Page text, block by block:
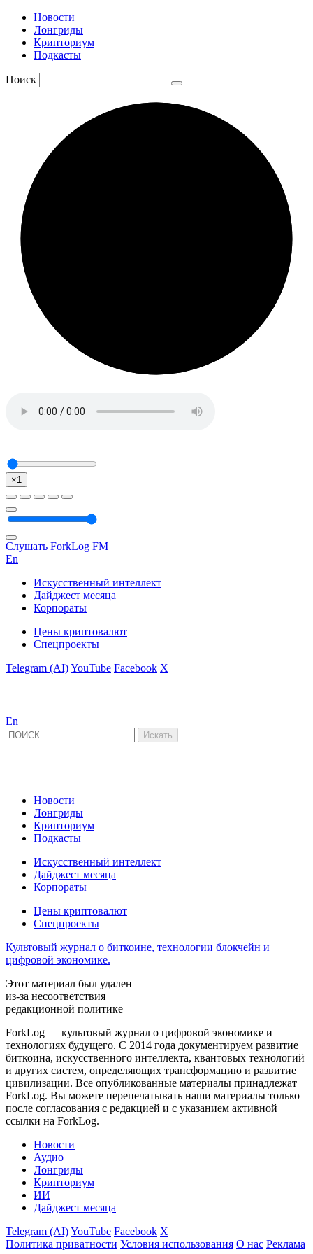
Новости
Лонгриды
Крипториум
Подкасты
Поиск
×1
Слушать ForkLog FM
En
Искусственный интеллект
Дайджест месяца
Корпораты
Цены криптовалют
Спецпроекты
Telegram (AI)YouTube Facebook X
En
Новости
Лонгриды
Крипториум
Подкасты
Искусственный интеллект
Дайджест месяца
Корпораты
Цены криптовалют
Спецпроекты
Культовый журнал о биткоине, технологии блокчейн и
цифровой экономике.
Этот материал был удален
из-за несоответствия
редакционной политике
ForkLog — культовый журнал о цифровой экономике и
технологиях будущего. С 2014 года документируем развитие
биткоина, искусственного интеллекта, квантовых технологий
и других систем, определяющих трансформацию и развитие
цивилизации. Все опубликованные материалы принадлежат
ForkLog. Вы можете перепечатывать наши материалы только
после согласования с редакцией и с указанием активной
ссылки на ForkLog.
Новости
Аудио
Лонгриды
Крипториум
ИИ
Дайджест месяца
Telegram (AI)YouTube Facebook X
Политика приватности Условия использования О нас Реклама